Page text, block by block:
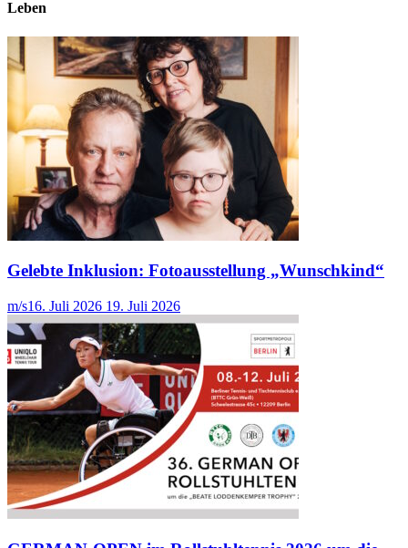
Leben
Gelebte Inklusion: Fotoausstellung „Wunschkind“
m/s16. Juli 2026 19. Juli 2026